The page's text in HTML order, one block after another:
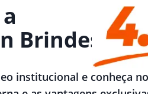
Brindes
institucional e conheça